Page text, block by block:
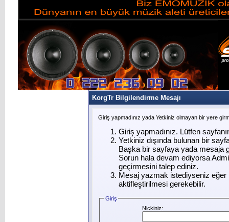
KorgTr Bilgilendirme Mesajı
Giriş yapmadınız yada Yetkiniz olmayan bir yere
Giriş yapmadınız. Lütfen
Yetkiniz dışında bulunan bir
Başka bir sayfaya yada mesaja
Sorun hala devam ediyorsa
geçirmesini talep ediniz.
Mesaj yazmak istediyseniz eğer
aktifleştirilmesi gerekebilir.
Giriş
Nickiniz: